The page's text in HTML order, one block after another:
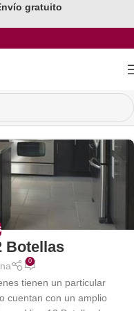
gratuito
Botellas
0
tienen un particular
cuentan con un amplio